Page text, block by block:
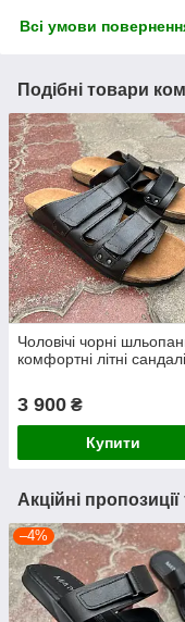
Всі умови
Подібні товари
Чоловічі чорні
комфортні літні
3 900 ₴
Купити
Акційні
–4%